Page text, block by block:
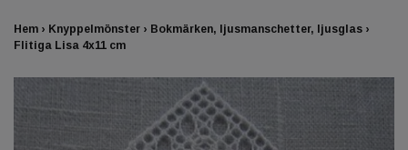
Hem › Knyppelmönster › Bokmärken, ljusmanschetter, ljusglas ›
Flitiga Lisa 4x11 cm